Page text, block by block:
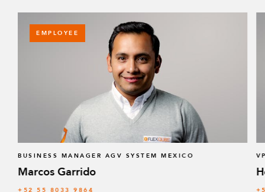
EMPLOYEE
BUSINESS MANAGER AGV SYSTEM MEXICO
Marcos Garrido
+52 55 8033 9864